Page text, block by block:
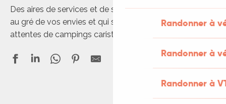
Randonner à
Randonner à
Randonner à
Des aires de services et de stationnement pour s’arrêter
au gré de vos envies et qui sauront répondre à vos
attentes de campings caristes.